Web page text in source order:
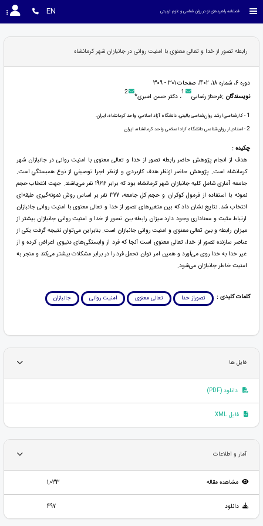
فصلنامه راهبردهای نو در روان شناسی و علوم تربیتی EN
رابطه تصور از خدا و تعالی معنوی با امنیت روانی در جانبازان شهر کرمانشاه
دوره 6، شماره 18، 1402، صفحات 301 - 309
نویسندگان :فرحناز رضایی 1، دکتر حسن امیری* 2
1 - کارشناسي ارشد روان‌شناسی باليني، دانشگاه آزاد اسلامي، واحد كرمانشاه، ايران.
2- استادیار روان‌شناسی دانشگاه آزاد اسلامی واحد کرمانشاه، ایران
چکیده :
هدف از انجام پژوهش حاضر رابطه تصور از خدا و تعالی معنوی با امنیت روانی در جانبازان شهر
كرمانشاه است. پژوهش حاضر ازنظر هدف كاربردي و ازنظر اجرا توصيفي از نوع همبستگي است.
جامعه آماری شامل كليه جانبازان شهر کرمانشاه بود که برابر 19616 نفر می‌باشند. جهت انتخاب حجم
نمونه با استفاده از فرمول كوكران و حجم كل جامعه، 377 نفر بر اساس روش نمونه‌گیری طبقه‌ای
انتخاب شد. نتایج نشان داد که بین متغیرهای تصور از خدا و تعالی معنوی با امنیت روانی جانبازان
ارتباط مثبت و معناداری وجود دارد میزان رابطه بین تصور از خدا و امنیت روانی جانبازان بیشتر از
میزان رابطه و بین تعالی معنوی و امنیت روانی جانبازان است. بنابراين می‌توان نتيجه گرفت یکی از
عناصر سازنده تصور از خدا، تعالی معنوی است آنجا که فرد از وابستگی‌های دنیوی اعراض کرده و از
غیر خدا به خدا روی می‌آورد و همین امر توان تحمل فرد را در برابر مشکلات بیشتر می‌کند و منجر به
امنیت خاطر جانبازان می‌شود.
کلمات کلیدی : تصوراز خدا تعالی معنوی امنیت روانی جانبازان
فایل ها
دانلود (PDF)
فایل XML
آمار و اطلاعات
مشاهده مقاله 1,033
دانلود 497